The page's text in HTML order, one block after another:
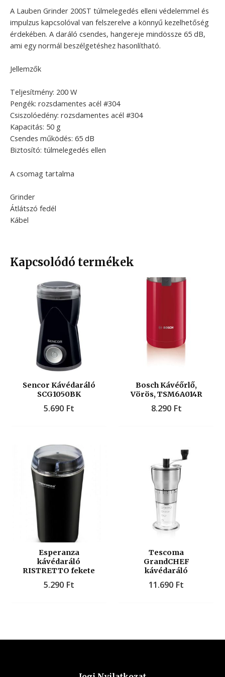
A Lauben Grinder 200ST túlmelegedés elleni védelemmel és
impulzus kapcsolóval van felszerelve a könnyű kezelhetőség
érdekében. A daráló csendes, hangereje mindössze 65 dB,
ami egy normál beszélgetéshez hasonlítható.
Jellemzők
Teljesítmény: 200 W
Pengék: rozsdamentes acél #304
Csiszolóedény: rozsdamentes acél #304
Kapacitás: 50 g
Csendes működés: 65 dB
Biztosító: túlmelegedés ellen
A csomag tartalma
Grinder
Átlátszó fedél
Kábel
Kapcsolódó termékek
Sencor Kávédaráló
SCG1050BK
5.690 Ft
Bosch Kávéőrlő,
Vörös, TSM6A014R
8.290 Ft
Esperanza
kávédaráló
RISTRETTO fekete
5.290 Ft
Tescoma
GrandCHEF
kávédaráló
11.690 Ft